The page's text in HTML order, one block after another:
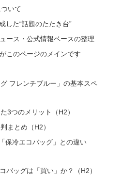
いて
した“話題のたたき台”
ース・公式情報ベースの整理
このページのメインです
フレンチブルー」の基本スペ
3つのメリット（H2）
まとめ（H2）
保冷エコバッグ」との違い
バッグは「買い」か？（H2）